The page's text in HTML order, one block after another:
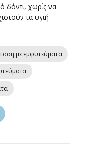
δόντι, χωρίς να
τα υγιή
µε εμφυτεύματα